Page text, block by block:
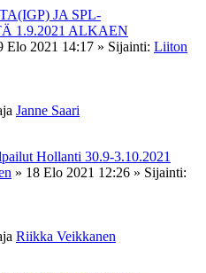
JA SPL-
1.9.2021 ALKAEN
Elo 2021 14:17 » Sijainti: Liiton
Janne Saari
Hollanti 30.9-3.10.2021
» 18 Elo 2021 12:26 » Sijainti:
Riikka Veikkanen